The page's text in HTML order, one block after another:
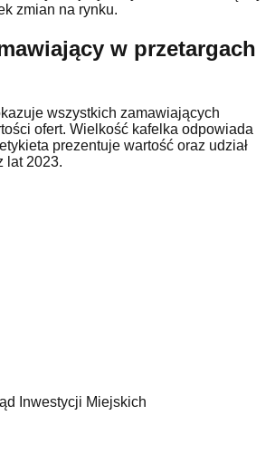
zmian na rynku.
w przetargach
wszystkich zamawiających
ofert. Wielkość kafelka odpowiada
prezentuje wartość oraz udział
lat 2023.
Inwestycji Miejskich